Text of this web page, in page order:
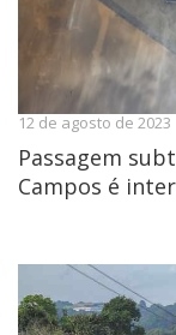
12 de agosto de 2023
Passagem
Campos é